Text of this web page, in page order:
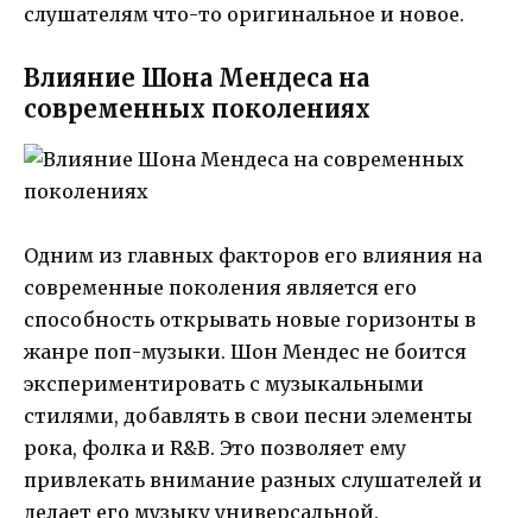
слушателям что-то оригинальное и новое.
Влияние Шона Мендеса на
современных поколениях
Одним из главных факторов его влияния на
современные поколения является его
способность открывать новые горизонты в
жанре поп-музыки. Шон Мендес не боится
экспериментировать с музыкальными
стилями, добавлять в свои песни элементы
рока, фолка и R&B. Это позволяет ему
привлекать внимание разных слушателей и
делает его музыку универсальной.